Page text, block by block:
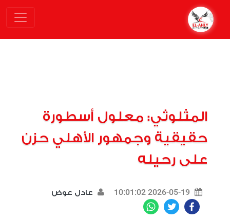
المثلوثي: معلول أسطورة
حقيقية وجمهور الأهلي حزن
على رحيله
2026-05-19 10:01:02 عادل عوض
Facebook
Twitter